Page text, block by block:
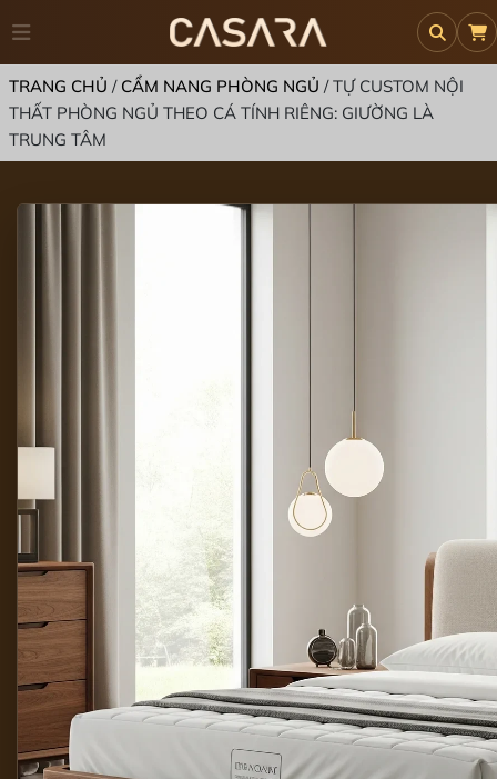
TRANG CHỦ / CẨM NANG PHÒNG NGỦ /TỰ CUSTOM NỘI
THẤT PHÒNG NGỦ THEO CÁ TÍNH RIÊNG: GIƯỜNG LÀ
TRUNG TÂM